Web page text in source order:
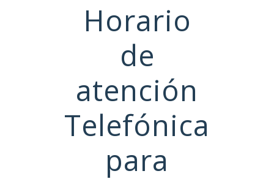
Horario
de
atención
Telefónica
para